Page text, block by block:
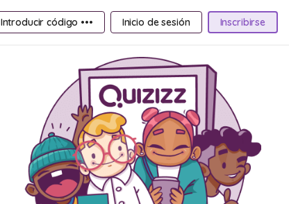
Introducir código ••• Inicio de sesión Inscribirse